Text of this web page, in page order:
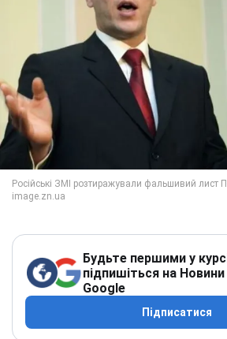
Будьте першими у
підпишіться на
Google
Підписатися